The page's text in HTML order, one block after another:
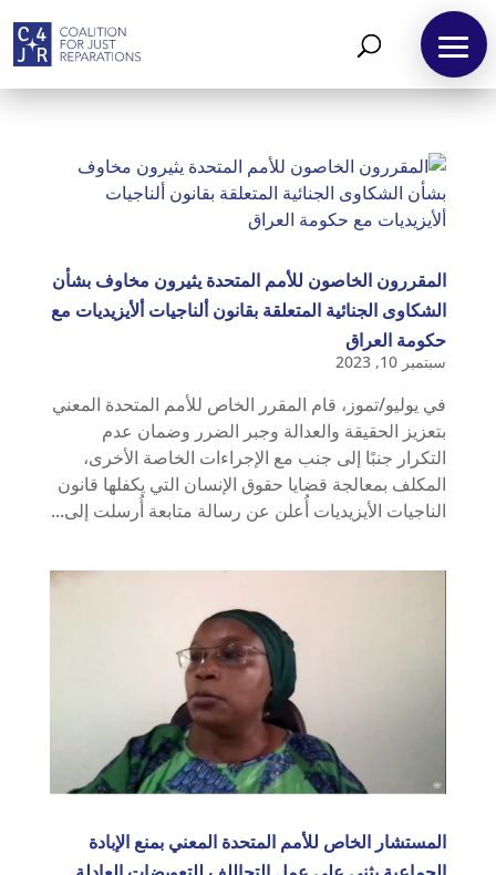
المقررون الخاصون للأمم المتحدة يثيرون مخاوف بشأن
الشكاوى الجنائية المتعلقة بقانون ألناجيات ألأيزيديات مع
حكومة العراق
سبتمبر 10, 2023
في يوليو/تموز، قام المقرر الخاص للأمم المتحدة المعني
بتعزيز الحقيقة والعدالة وجبر الضرر وضمان عدم
التكرار جنبًا إلى جنب مع الإجراءات الخاصة الأخرى،
المكلف بمعالجة قضايا حقوق الإنسان التي يكفلها قانون
الناجيات الأيزيديات أُعلن عن رسالة متابعة أُرسلت إلى...
المستشار الخاص للأمم المتحدة المعني بمنع الإبادة